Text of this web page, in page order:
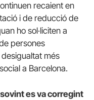
recaient en
i de reducció de
ho sol·liciten a
persones
més
a Barcelona.
es va corregint